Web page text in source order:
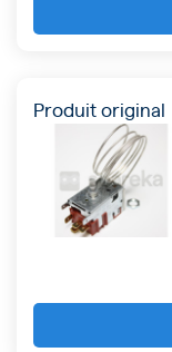
Produit original